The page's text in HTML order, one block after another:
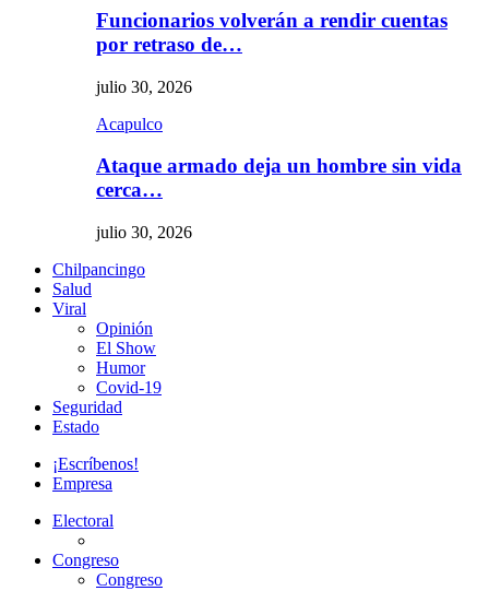
Funcionarios volverán a rendir cuentas
por retraso de…
julio 30, 2026
Acapulco
Ataque armado deja un hombre sin vida
cerca…
julio 30, 2026
Chilpancingo
Salud
Viral
Opinión
El Show
Humor
Covid-19
Seguridad
Estado
¡Escríbenos!
Empresa
Electoral
Congreso
Congreso